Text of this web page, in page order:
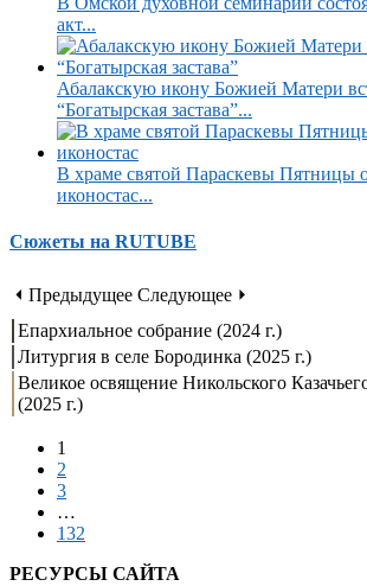
акт...
Абалакскую икону Божией Матери
“Богатырская застава”...
В храме святой Параскевы Пятницы
иконостас...
Сюжеты на RUTUBE
⏴ Предыдущее Следующее ⏵
Епархиальное собрание (2024 г.)
Литургия в селе Бородинка (2025 г.)
Великое освящение Никольского
(2025 г.)
1
2
3
…
132
РЕСУРСЫ САЙТА